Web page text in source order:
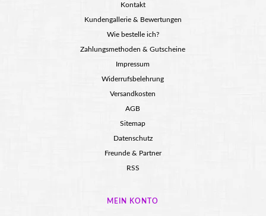
Kontakt
Kundengallerie & Bewertungen
Wie bestelle ich?
Zahlungsmethoden & Gutscheine
Impressum
Widerrufsbelehrung
Versandkosten
AGB
Sitemap
Datenschutz
Freunde & Partner
RSS
MEIN KONTO